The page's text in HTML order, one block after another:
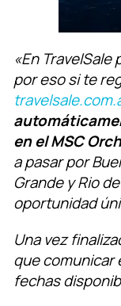
«En
por eso si te
en el MSC
a pasar por
Grande y Rio
oportunidad
Una vez
que comunicar
fechas